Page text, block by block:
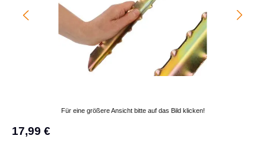
Für eine größere Ansicht bitte auf das Bild klicken!
Verkaufspreis:
17,99 €